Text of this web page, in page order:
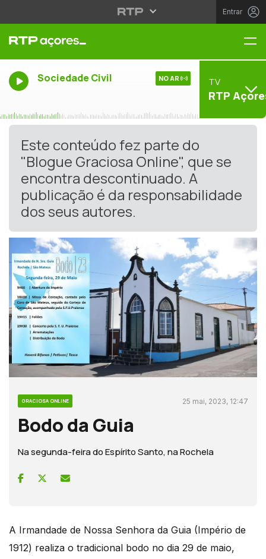
Entrar
Sociedade Civil NO AR TV
RTP
Este conteúdo fez parte do
"Blogue Graciosa Online", que se
encontra descontinuado. A
publicação é da responsabilidade
dos seus autores.
GRACIOSA ONLINE 25 mai, 2023, 12:47
Bodo da Guia
Na segunda-feira do Espírito Santo, na Rochela
A Irmandade de Nossa Senhora da Guia (Império de
1912) realiza o tradicional bodo no dia 29 de maio,